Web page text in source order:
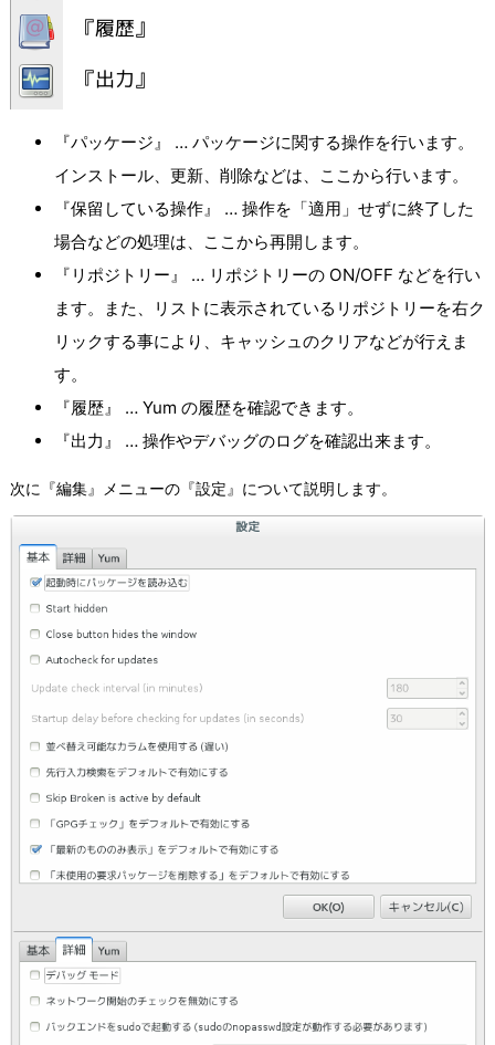
『パッケージ』 … パッケージに関する操作を行います。
インストール、更新、削除などは、ここから行います。
『保留している操作』 … 操作を「適用」せずに終了した
場合などの処理は、ここから再開します。
『リポジトリー』 … リポジトリーの ON/OFF などを行い
ます。また、リストに表示されているリポジトリーを右ク
リックする事により、キャッシュのクリアなどが行えま
す。
『履歴』 … Yum の履歴を確認できます。
『出力』 … 操作やデバッグのログを確認出来ます。
次に『編集』メニューの『設定』について説明します。